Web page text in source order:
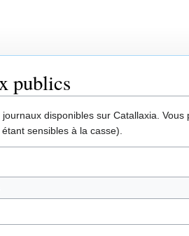
publics
disponibles sur Catallaxia.
sensibles à la casse).